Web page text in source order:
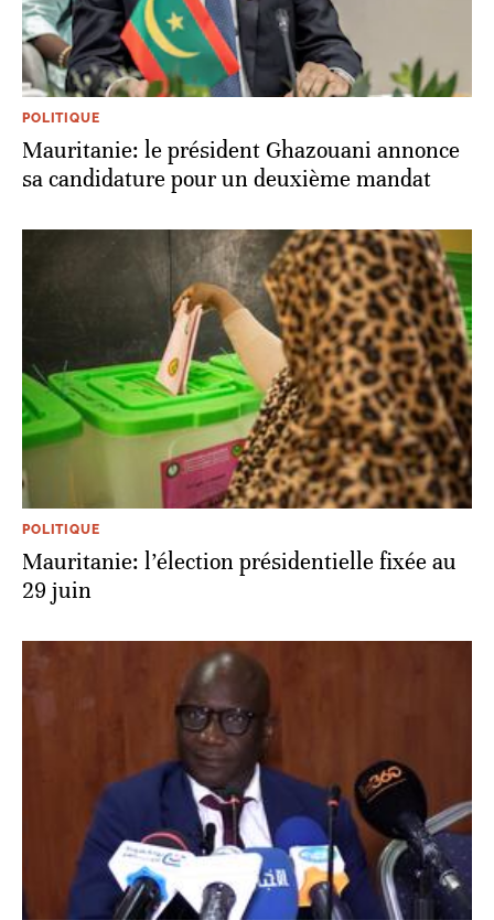
POLITIQUE
Mauritanie: le président Ghazouani annonce
sa candidature pour un deuxième mandat
POLITIQUE
Mauritanie: l’élection présidentielle fixée au
29 juin